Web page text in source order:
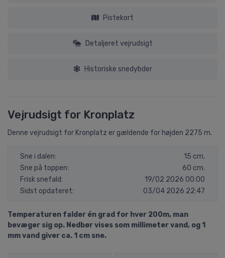
Pistekort
Detaljeret vejrudsigt
Historiske snedybder
Vejrudsigt for Kronplatz
Denne vejrudsigt for Kronplatz er gældende for højden 2275 m.
Sne i dalen:
15 cm.
Sne på toppen:
60 cm.
Frisk snefald:
19/02 2026 00:00
Sidst opdateret:
03/04 2026 22:47
Temperaturen falder én grad for hver 200m, man
bevæger sig op. Nedbør vises som millimeter vand, og 1
mm vand giver ca. 1 cm sne.